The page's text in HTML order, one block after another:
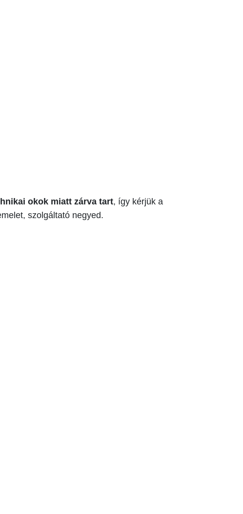
okok miatt zárva tart, így kérjük a
szolgáltató negyed.